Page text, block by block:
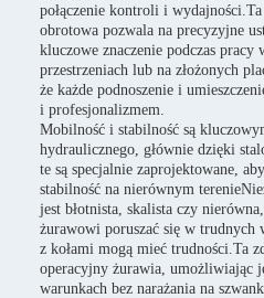
połączenie kontroli i
obrotowa pozwala na precyzyjne
kluczowe znaczenie podczas pracy
przestrzeniach lub na złożonych
że każde podnoszenie i
i profesjonalizmem.
Mobilność i stabilność są
hydraulicznego, głównie dzięki
te są specjalnie zaprojektowane,
stabilność na nierównym
jest błotnista, skalista czy
żurawowi poruszać się w trudnych
z kołami mogą mieć trudności.Ta
operacyjny żurawia, umożliwiając
warunkach bez narażania na